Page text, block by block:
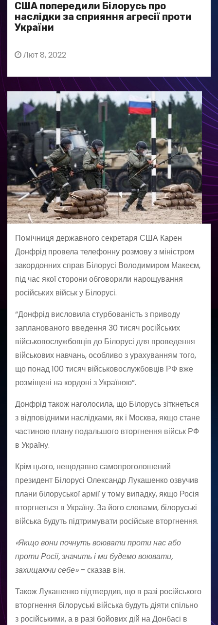
США попередили Білорусь про
наслідки за сприяння агресії проти
України
Лют 8, 2022
Помічниця державного секретаря США Карен
Донфрід провела телефонну розмову з міністром
закордонних справ Білорусі Володимиром Макеєм,
під час якої сторони обговорили нарощування
російських військ у Білорусі.
“Донфрід висловила стурбованість з приводу
запланованого введення 30 тисяч російських
військовослужбовців до Білорусі для проведення
військових навчань, особливо з урахуванням того,
що понад 100 тисяч військовослужбовців РФ вже
розміщені на кордоні з Україною”.
Донфрід також наголосила, що Білорусь зіткнеться
з відповідними наслідками, як і Москва, якщо стане
частиною плану подальшого вторгнення військ РФ
в Україну.
Крім цього, нещодавно самопроголошений
президент Білорусі Олександр Лукашенко озвучив
плани білоруської армії у тому випадку, якщо Росія
вторгнеться в Україну. За його словами, білоруські
війська будуть підтримувати російське вторгнення.
«Якщо вони почнуть воювати проти нас або
проти Росії, значить і ми будемо воювати,
захищаючи себе»– сказав він.
Також Лукашенко підтвердив, що в разі російського
вторгнення білоруські війська будуть діяти спільно
з російськими, а в разі бойових дій на Донбасі в